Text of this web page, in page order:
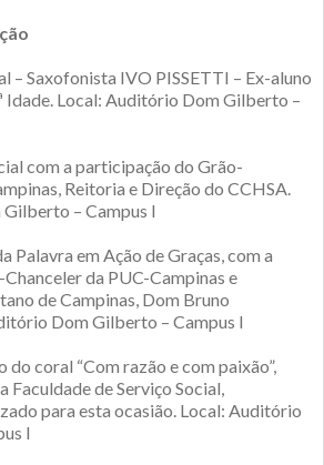
– Saxofonista IVO PISSETTI – Ex-aluno
Idade. Local: Auditório Dom Gilberto –
com a participação do Grão-
Reitoria e Direção do CCHSA.
– Campus I
Palavra em Ação de Graças, com a
da PUC-Campinas e
de Campinas, Dom Bruno
Dom Gilberto – Campus I
do coral “Com razão e com paixão”,
Faculdade de Serviço Social,
para esta ocasião. Local: Auditório
I